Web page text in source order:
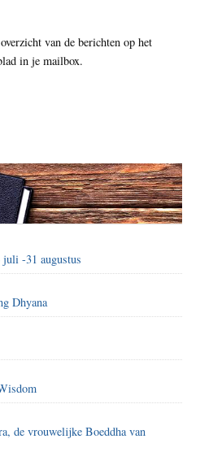
van de berichten op het
in je mailbox.
-31 augustus
Dhyana
de vrouwelijke Boeddha van